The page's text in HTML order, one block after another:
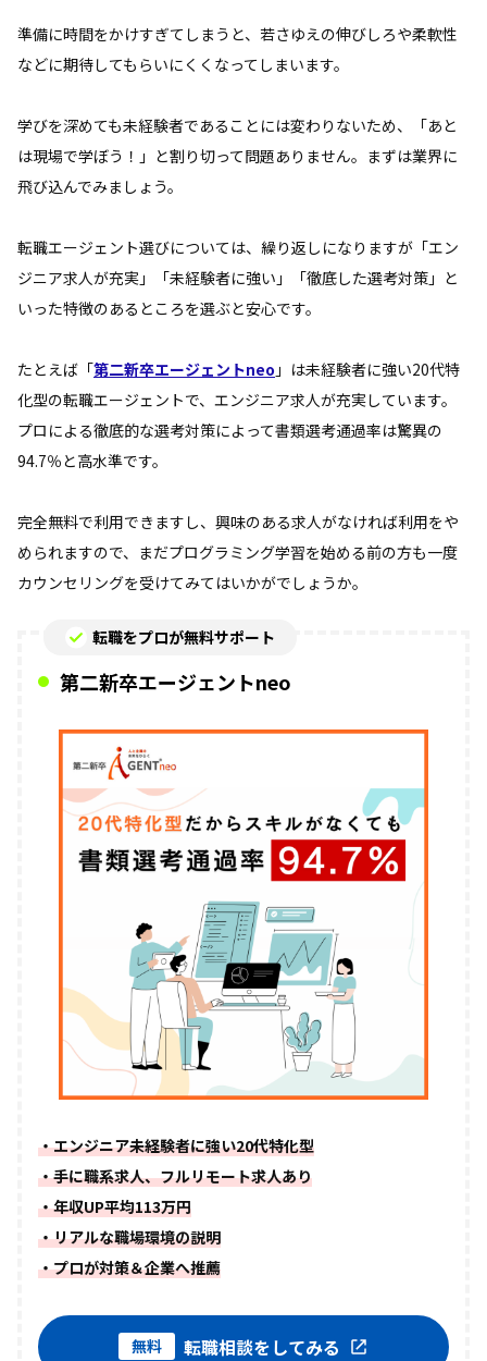
準備に時間をかけすぎてしまうと、若さゆえの伸びしろや柔軟性
などに期待してもらいにくくなってしまいます。
学びを深めても未経験者であることには変わりないため、「あと
は現場で学ぼう！」と割り切って問題ありません。まずは業界に
飛び込んでみましょう。
転職エージェント選びについては、繰り返しになりますが「エン
ジニア求人が充実」「未経験者に強い」「徹底した選考対策」と
いった特徴のあるところを選ぶと安心です。
たとえば「第二新卒エージェントneo 」は未経験者に強い20代特
化型の転職エージェントで、エンジニア求人が充実しています。
プロによる徹底的な選考対策によって書類選考通過率は驚異の
94.7％と高水準です。
完全無料で利用できますし、興味のある求人がなければ利用をや
められますので、まだプログラミング学習を始める前の方も一度
カウンセリングを受けてみてはいかがでしょうか。
転職をプロが無料サポート
第二新卒エージェントneo
・エンジニア未経験者に強い20代特化型
・手に職系求人、フルリモート求人あり
・年収UP平均113万円
・リアルな職場環境の説明
・プロが対策＆企業へ推薦
無料 転職相談をしてみる